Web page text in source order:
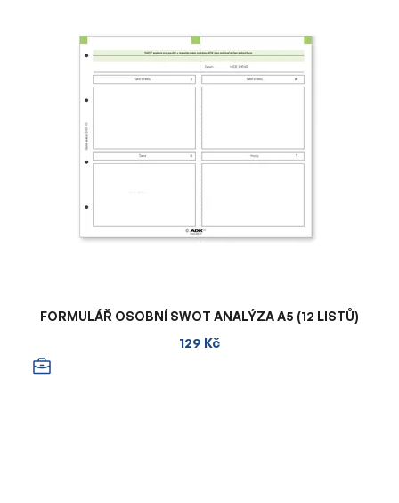
FORMULÁŘ OSOBNÍ SWOT ANALÝZA A5 (12 LISTŮ)
129 Kč